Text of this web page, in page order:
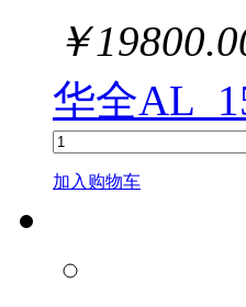
￥
华全
加入购物车